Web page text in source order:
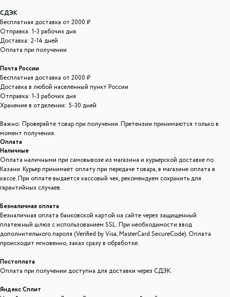
СДЭК
Бесплатная доставка от 2000 ₽
Отправка: 1-3 рабочих дня
Доставка: 2-14 дней
Оплата при получении
Почта России
Бесплатная доставка от 2000 ₽
Доставка в любой населенный пункт России
Отправка: 1-3 рабочих дня
Хранение в отделении: 5-30 дней
Важно: Проверяйте товар при получении. Претензии принимаются только в
момент получения.
Оплата
Наличные
Оплата наличными при самовывозе из магазина и курьерской доставке по
Казани. Курьер принимает оплату при передаче товара, в магазине оплата в
кассе. При оплате выдается кассовый чек, рекомендуем сохранить для
гарантийных случаев.
Безналичная оплата
Безналичная оплата банковской картой на сайте через защищенный
платежный шлюз с использованием SSL. При необходимости ввод
дополнительного пароля (Verified by Visa, MasterCard SecureCode). Оплата
происходит мгновенно, заказ сразу в обработке.
Постоплата
Оплата при получении доступна для доставки через СДЭК.
Яндекс Сплит
Кухня Текстиль Декор
Новости и акции Обмен и возврат Оплата
8 927 242 75 02
Каталог
Покупателям
Контакты